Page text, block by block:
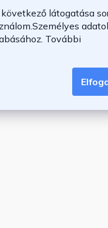
látogatása
Személyes
További